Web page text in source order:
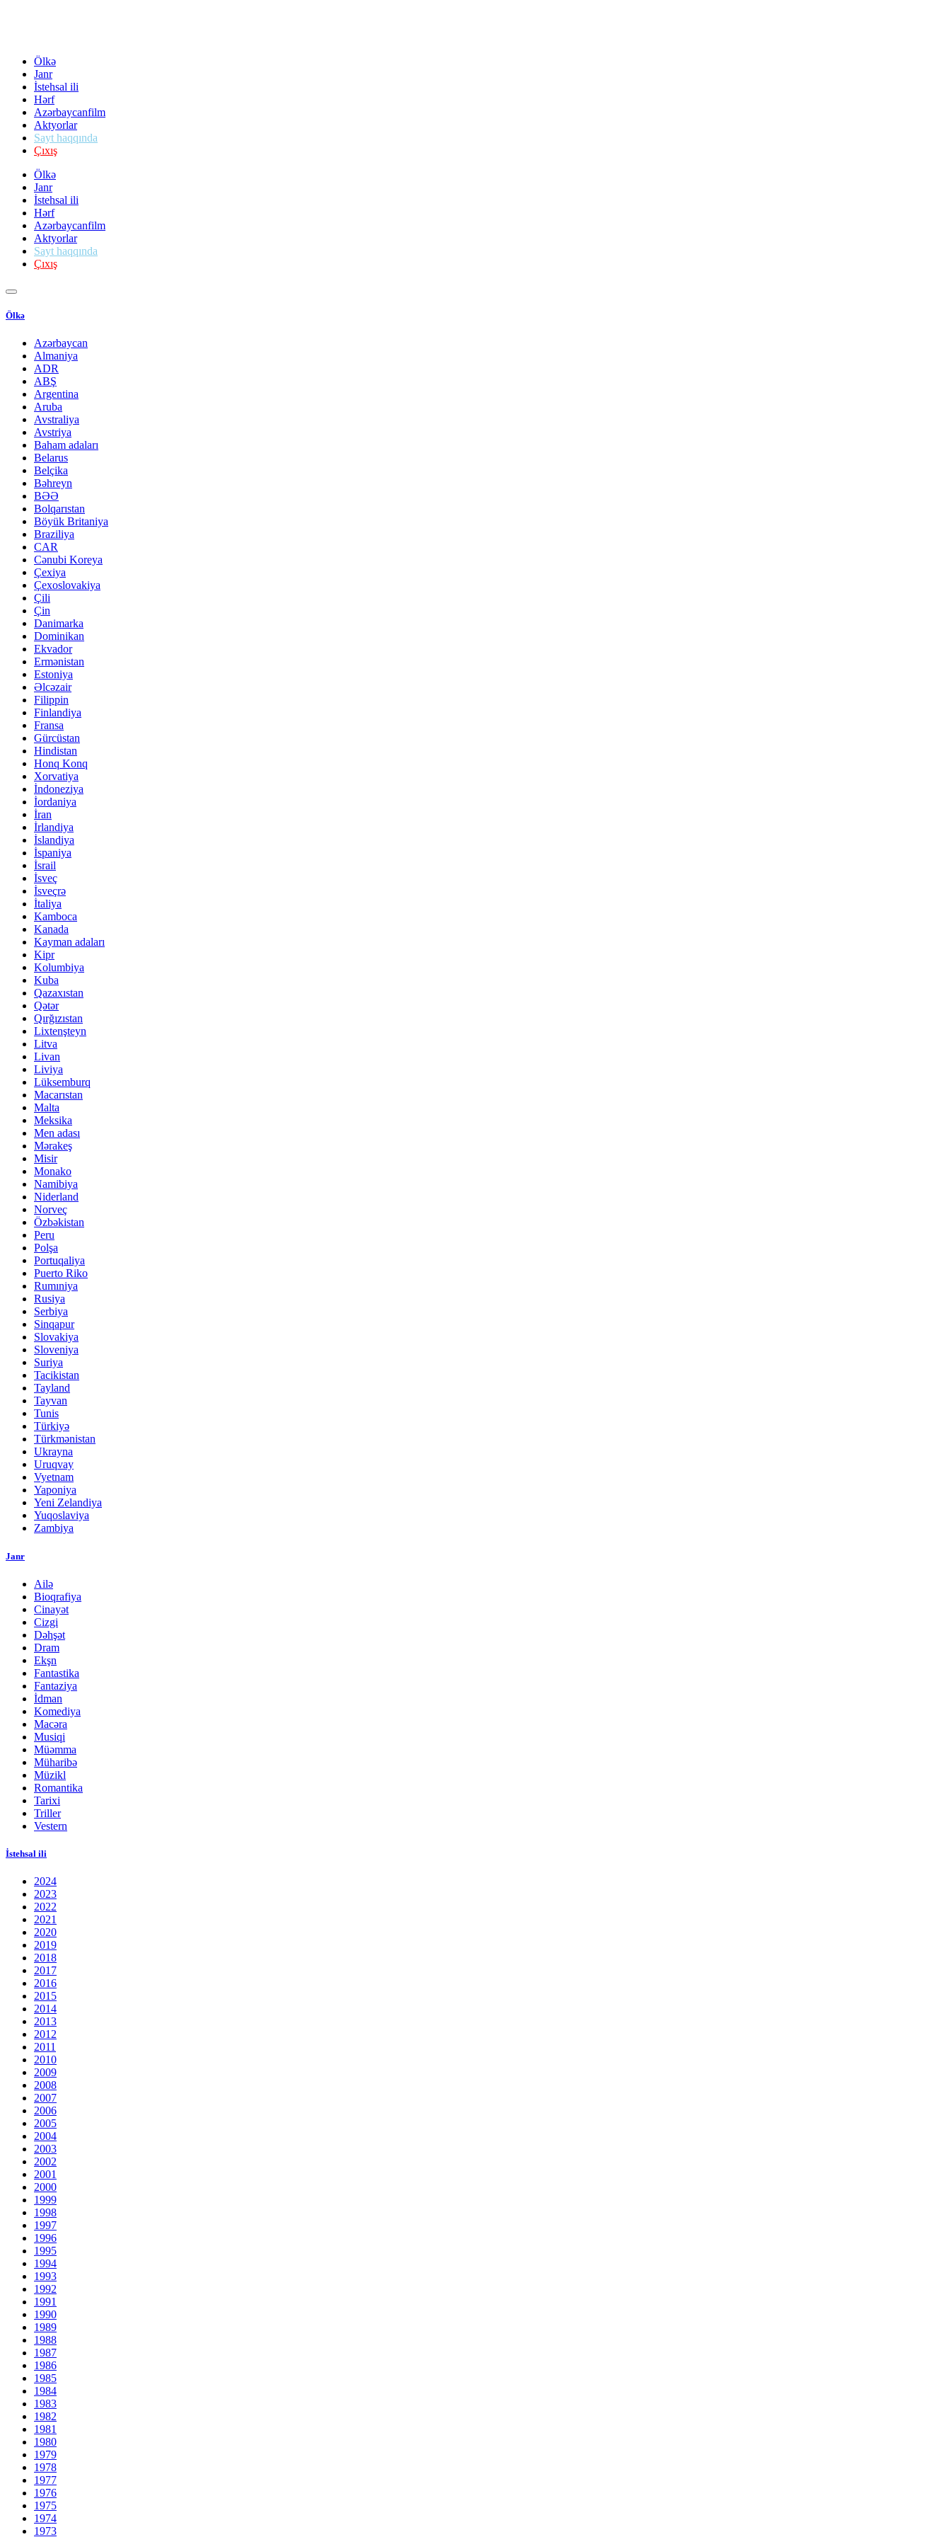
Ölkə
Janr
İstehsal ili
Hərf
Azərbaycanfilm
Aktyorlar
Sayt haqqında
Çıxış
Ölkə
Janr
İstehsal ili
Hərf
Azərbaycanfilm
Aktyorlar
Sayt haqqında
Çıxış
Ölkə
Azərbaycan
Almaniya
ADR
ABŞ
Argentina
Aruba
Avstraliya
Avstriya
Baham adaları
Belarus
Belçika
Bəhreyn
BƏƏ
Bolqarıstan
Böyük Britaniya
Braziliya
CAR
Cənubi Koreya
Çexiya
Çexoslovakiya
Çili
Çin
Danimarka
Dominikan
Ekvador
Ermənistan
Estoniya
Əlcəzair
Filippin
Finlandiya
Fransa
Gürcüstan
Hindistan
Honq Konq
Xorvatiya
İndoneziya
İordaniya
İran
İrlandiya
İslandiya
İspaniya
İsrail
İsveç
İsveçrə
İtaliya
Kamboca
Kanada
Kayman adaları
Kipr
Kolumbiya
Kuba
Qazaxıstan
Qətər
Qırğızıstan
Lixtenşteyn
Litva
Livan
Liviya
Lüksemburq
Macarıstan
Malta
Meksika
Men adası
Mərakeş
Misir
Monako
Namibiya
Niderland
Norveç
Özbəkistan
Peru
Polşa
Portuqaliya
Puerto Riko
Rumıniya
Rusiya
Serbiya
Sinqapur
Slovakiya
Sloveniya
Suriya
Tacikistan
Tayland
Tayvan
Tunis
Türkiyə
Türkmənistan
Ukrayna
Uruqvay
Vyetnam
Yaponiya
Yeni Zelandiya
Yuqoslaviya
Zambiya
Janr
Ailə
Bioqrafiya
Cinayət
Cizgi
Dəhşət
Dram
Ekşn
Fantastika
Fantaziya
İdman
Komediya
Macəra
Musiqi
Müəmma
Müharibə
Müzikl
Romantika
Tarixi
Triller
Vestern
İstehsal ili
2024
2023
2022
2021
2020
2019
2018
2017
2016
2015
2014
2013
2012
2011
2010
2009
2008
2007
2006
2005
2004
2003
2002
2001
2000
1999
1998
1997
1996
1995
1994
1993
1992
1991
1990
1989
1988
1987
1986
1985
1984
1983
1982
1981
1980
1979
1978
1977
1976
1975
1974
1973